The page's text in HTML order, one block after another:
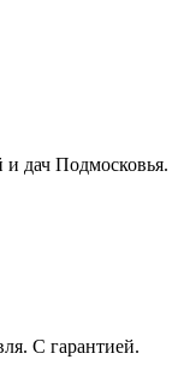
дач Подмосковья.
С гарантией.